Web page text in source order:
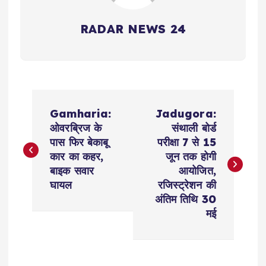
RADAR NEWS 24
s
Gamharia:
ओवरब्रिज के
पास फिर बेकाबू
कार का कहर,
बाइक सवार
घायल
Jadugora:
संथाली बोर्ड
परीक्षा 7 से 15
जून तक होगी
आयोजित,
रजिस्ट्रेशन की
अंतिम तिथि 30
मई